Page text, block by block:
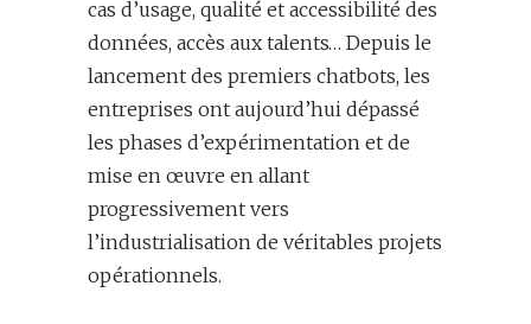
cas d’usage, qualité et accessibilité des
données, accès aux talents… Depuis le
lancement des premiers chatbots, les
entreprises ont aujourd’hui dépassé
les phases d’expérimentation et de
mise en œuvre en allant
progressivement vers
l’industrialisation de véritables projets
opérationnels.